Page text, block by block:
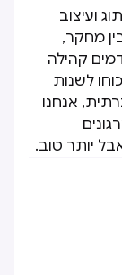
ועיצוב
מחקר,
קהילה
לשנות
אנחנו
יותר טוב.